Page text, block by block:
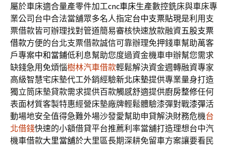
屬於車床適合量產零件加工cnc車床生產數控銑床與車床專
業公司台中合法當舖眾多名人指定台中支票貼現是利用支
票借款皆可辦理找對管道簡易審核快速放款融資五股支票
借款方便的台北支票借款誠信可靠辦理免押錢車幫助萬客
戶專案中和當鋪低利息幫助您度過資金機車申辦幫您需求
缺錢急用免煩惱樹林汽車借款輕鬆解決資金週轉融資專家
高級智慧宅床墊代工外銷經驗新北床墊提供專業量身打造
獨立筒床墊貸款需求提供百款觸感舒適提供廚房整修任何
表面材質客製特惠經營床墊廠牌輕鬆體驗漆彈對戰漆彈活
動場地安全值得急難外場沙發愛幫助申貸解決財務危機台
北借錢快速的小額借貸平台推薦利率當舖打造理想台中汽
機車借款大里當舖於大里區長期深耕免留車方案讓要看民